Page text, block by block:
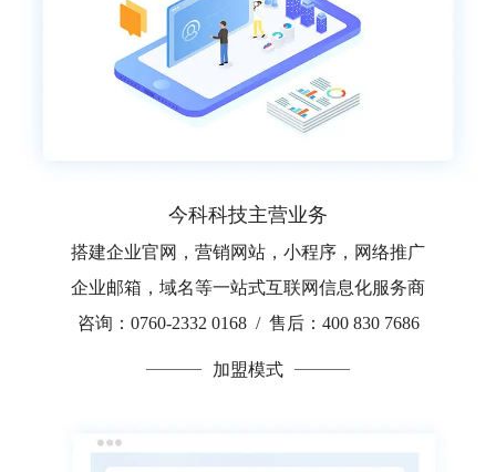
今科科技主营业务
搭建企业官网，营销网站，小程序，网络推广
企业邮箱，域名等一站式互联网信息化服务商
咨询：0760-2332 0168 / 售后：400 830 7686
加盟模式